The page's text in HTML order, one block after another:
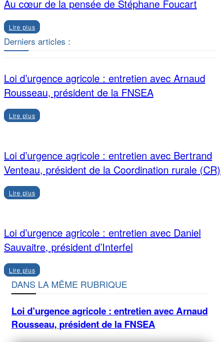
Au cœur de la pensée de Stéphane Foucart
Lire plus
Derniers articles :
Loi d’urgence agricole : entretien avec Arnaud
Rousseau, président de la FNSEA
Lire plus
Loi d’urgence agricole : entretien avec Bertrand
Venteau, président de la Coordination rurale (CR)
Lire plus
Loi d’urgence agricole : entretien avec Daniel
Sauvaitre, président d’Interfel
Lire plus
DANS LA MÊME RUBRIQUE
Loi d’urgence agricole : entretien avec Arnaud
Rousseau, président de la FNSEA